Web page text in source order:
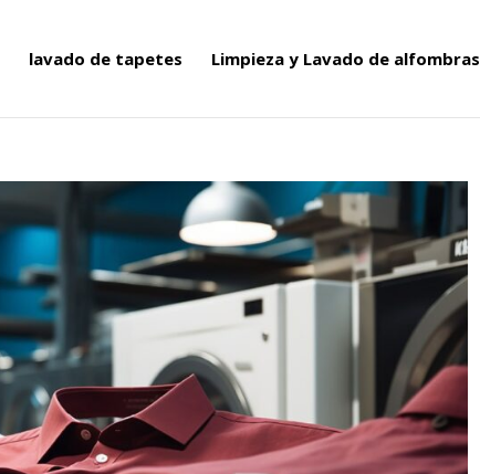
lavado de tapetes Limpieza y Lavado de alfombras